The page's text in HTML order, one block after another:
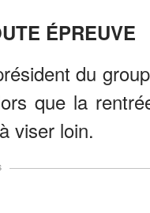
ÉPREUVE
du
que la
viser loin.